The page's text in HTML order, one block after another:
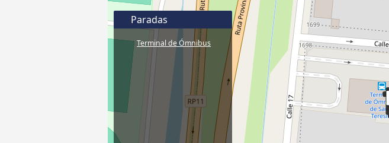
Paradas
Terminal de Ómnibus